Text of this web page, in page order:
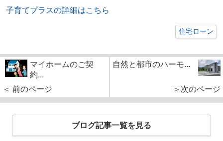
子育てプラスの詳細はこちら
住宅ローン
マイホームのご契
約...
＜ 前のページ
自然と都市のハーモ...
＞次のページ
ブログ記事一覧を見る